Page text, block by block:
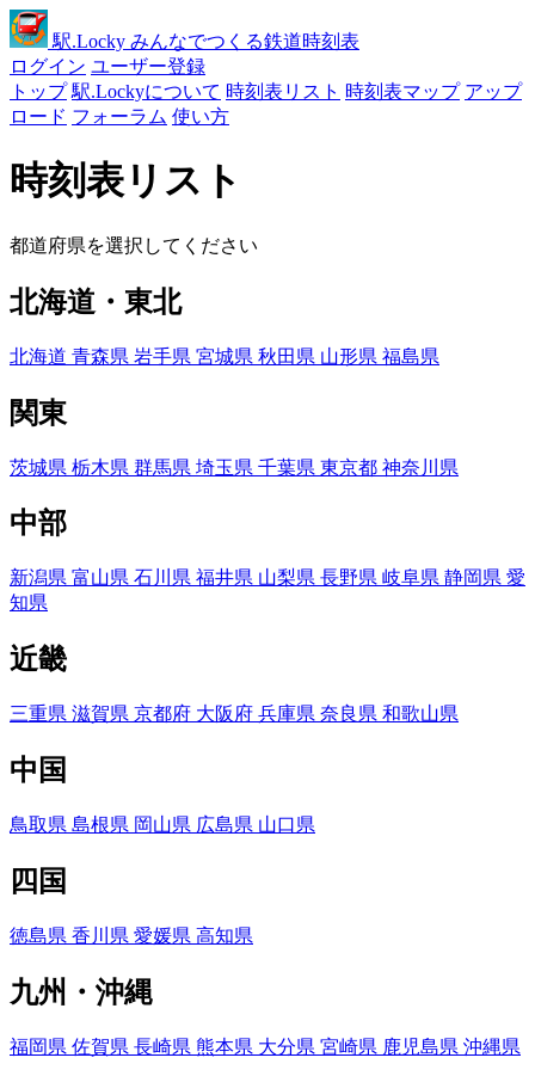
駅.Locky みんなでつくる鉄道時刻表
ログイン ユーザー登録
トップ 駅.Lockyについて 時刻表リスト 時刻表マップ アップ
ロード フォーラム 使い方
時刻表リスト
都道府県を選択してください
北海道・東北
北海道 青森県 岩手県 宮城県 秋田県 山形県 福島県
関東
茨城県 栃木県 群馬県 埼玉県 千葉県 東京都 神奈川県
中部
新潟県 富山県 石川県 福井県 山梨県 長野県 岐阜県 静岡県 愛
知県
近畿
三重県 滋賀県 京都府 大阪府 兵庫県 奈良県 和歌山県
中国
鳥取県 島根県 岡山県 広島県 山口県
四国
徳島県 香川県 愛媛県 高知県
九州・沖縄
福岡県 佐賀県 長崎県 熊本県 大分県 宮崎県 鹿児島県 沖縄県